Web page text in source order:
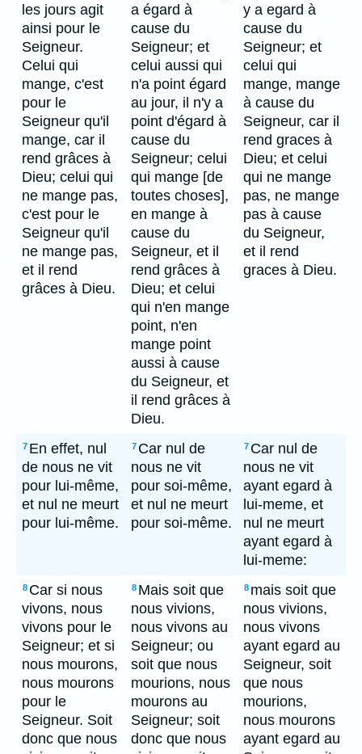
les jours agit
ainsi pour le
Seigneur.
Celui qui
mange, c'est
pour le
Seigneur qu'il
mange, car il
rend grâces à
Dieu; celui qui
ne mange pas,
c'est pour le
Seigneur qu'il
ne mange pas,
et il rend
grâces à Dieu.
a égard à
cause du
Seigneur; et
celui aussi qui
n'a point égard
au jour, il n'y a
point d'égard à
cause du
Seigneur; celui
qui mange [de
toutes choses],
en mange à
cause du
Seigneur, et il
rend grâces à
Dieu; et celui
qui n'en mange
point, n'en
mange point
aussi à cause
du Seigneur, et
il rend grâces à
Dieu.
y a egard à
cause du
Seigneur; et
celui qui
mange, mange
à cause du
Seigneur, car il
rend graces à
Dieu; et celui
qui ne mange
pas, ne mange
pas à cause
du Seigneur,
et il rend
graces à Dieu.
7 En effet, nul
de nous ne vit
pour lui-même,
et nul ne meurt
pour lui-même.
7 Car nul de
nous ne vit
pour soi-même,
et nul ne meurt
pour soi-même.
7 Car nul de
nous ne vit
ayant egard à
lui-meme, et
nul ne meurt
ayant egard à
lui-meme:
8 Car si nous
vivons, nous
vivons pour le
Seigneur; et si
nous mourons,
nous mourons
pour le
Seigneur. Soit
donc que nous
8 Mais soit que
nous vivions,
nous vivons au
Seigneur; ou
soit que nous
mourions, nous
mourons au
Seigneur; soit
donc que nous
8 mais soit que
nous vivions,
nous vivons
ayant egard au
Seigneur, soit
que nous
mourions,
nous mourons
ayant egard au